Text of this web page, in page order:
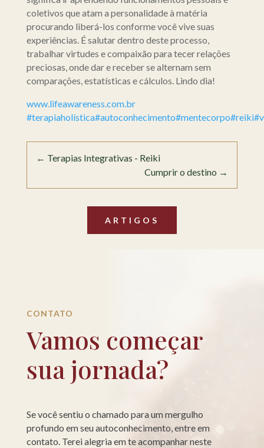
coletivos que atam a personalidade à matéria
procurando liberá-los conforme você vive suas
experiências. É salutar dentro deste processo,
trabalhar virtudes e compaixão para tecer relações
preciosas, onde dar e receber se alternam sem
comparações, estatísticas e cálculos. Lindo dia!
www.lifeawareness.com.br
#terapiaholística#autoconhecimento#mentecorpo#reiki
← Terapias Integrativas - Reiki
Cumprir o destino →
ARTIGOS
CONTATO
Vamos começar
sua jornada?
Se você sentiu o chamado para um mergulho
profundo em seu autoconhecimento, entre em
contato. Terei alegria em te acompanhar neste